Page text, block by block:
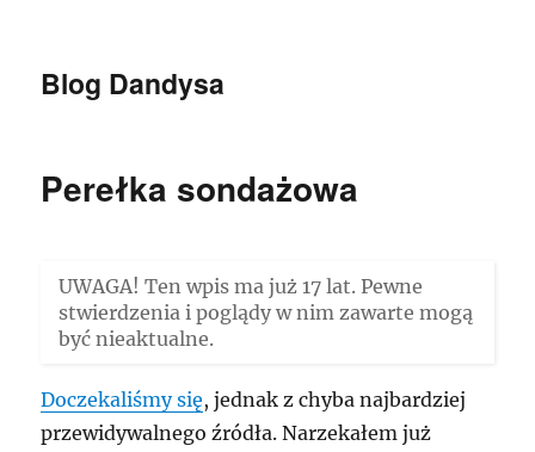
Blog Dandysa
Perełka sondażowa
UWAGA! Ten wpis ma już 17 lat. Pewne
stwierdzenia i poglądy w nim zawarte mogą
być nieaktualne.
Doczekaliśmy się, jednak z chyba najbardziej
przewidywalnego źródła. Narzekałem już